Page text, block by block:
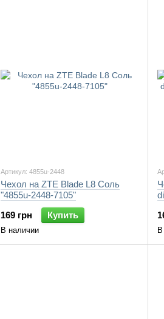
Артикул: 4855u-2448
Чехол на ZTE Blade L8 Соль
"4855u-2448-7105"
169 грн
Купить
В наличии